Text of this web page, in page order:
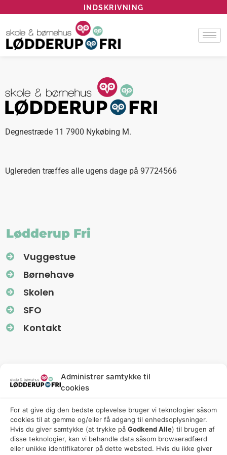
Administrer samtykke til
cookies
For at give dig den bedste oplevelse bruger vi teknologier såsom
cookies til at gemme og/eller få adgang til enhedsoplysninger.
Hvis du giver samtykke (at trykke på Godkend Alle) til brugen af ​​
disse teknologier, kan vi behandle data såsom browseradfærd
eller unikke identifikatorer på dette websted. Hvis du ikke giver
INDSKRIVNING
Degnestræde 11 7900 Nykøbing M.
Uglereden træffes alle ugens dage på 97724566
Lødderup Fri
Vuggestue
Børnehave
Skolen
SFO
Kontakt
Information
Nyhedsbreve (Uglereden)
Fredagsbreve (Friskolen)
Privatlivspolitik
Cookiepolitik